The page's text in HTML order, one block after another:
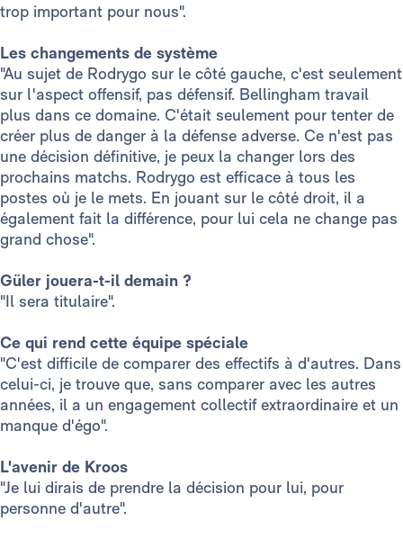
trop important pour nous".
Les changements de système
"Au sujet de Rodrygo sur le côté gauche, c'est seulement
sur l'aspect offensif, pas défensif. Bellingham travail
plus dans ce domaine. C'était seulement pour tenter de
créer plus de danger à la défense adverse. Ce n'est pas
une décision définitive, je peux la changer lors des
prochains matchs. Rodrygo est efficace à tous les
postes où je le mets. En jouant sur le côté droit, il a
également fait la différence, pour lui cela ne change pas
grand chose".
Güler jouera-t-il demain ?
"Il sera titulaire".
Ce qui rend cette équipe spéciale
"C'est difficile de comparer des effectifs à d'autres. Dans
celui-ci, je trouve que, sans comparer avec les autres
années, il a un engagement collectif extraordinaire et un
manque d'égo".
L'avenir de Kroos
"Je lui dirais de prendre la décision pour lui, pour
personne d'autre".